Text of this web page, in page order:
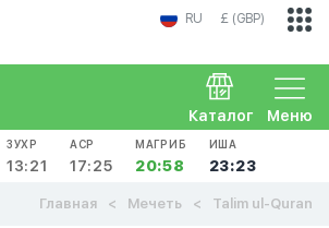
RU £ (GBP)
Меню
Каталог
ЗУХР
13:21
АСР
17:25
МАГРИБ
20:58
ИША
23:23
Главная Мечеть Talim ul-Quran